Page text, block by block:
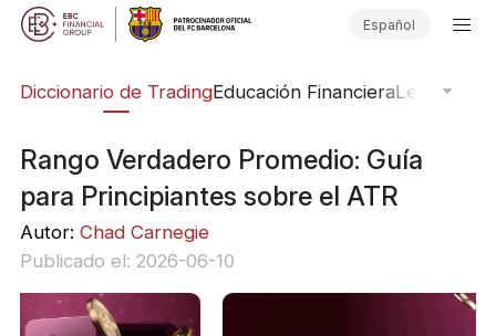
Español
Diccionario de TradingEducación FinancieraLeyendas
Rango Verdadero Promedio: Guía
para Principiantes sobre el ATR
Autor: Chad Carnegie
Publicado el: 2026-06-10